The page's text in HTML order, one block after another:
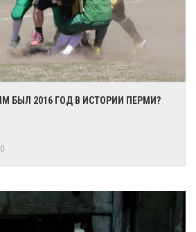
БЫЛ 2016 ГОД В ИСТОРИИ ПЕРМИ?